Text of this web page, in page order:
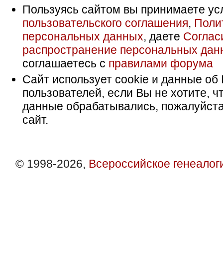
Пользуясь сайтом вы принимаете
пользовательского соглашения,
персональных данных, даете
распространение персональных
соглашаетесь с правилами форума
Сайт использует cookie и данные об
пользователей, если Вы не хотите,
данные обрабатывались,
сайт.
© 1998-2026, Всероссийское